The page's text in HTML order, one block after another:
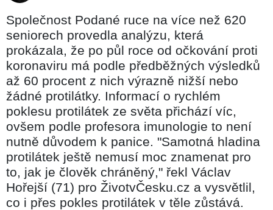
Společnost Podané ruce na více než 620
seniorech provedla analýzu, která
prokázala, že po půl roce od očkování proti
koronaviru má podle předběžných výsledků
až 60 procent z nich výrazně nižší nebo
žádné protilátky. Informací o rychlém
poklesu protilátek ze světa přichází víc,
ovšem podle profesora imunologie to není
nutně důvodem k panice. "Samotná hladina
protilátek ještě nemusí moc znamenat pro
to, jak je člověk chráněný," řekl Václav
Hořejší (71) pro ŽivotvČesku.cz a vysvětlil,
co i přes pokles protilátek v těle zůstává.